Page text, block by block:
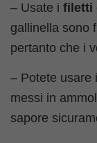
– Usate i filetti
gallinella sono
pertanto che i
– Potete usare i
messi in
sapore